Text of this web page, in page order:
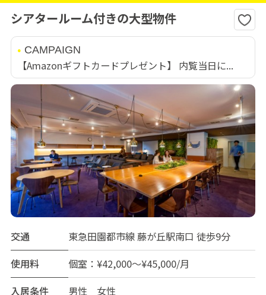
シアタールーム付きの大型物件
CAMPAIGN
【Amazonギフトカードプレゼント】 内覧当日に...
交通
東急田園都市線 藤が丘駅南口 徒歩9分
使用料
個室：¥42,000～¥45,000/月
入居条件
男性 女性